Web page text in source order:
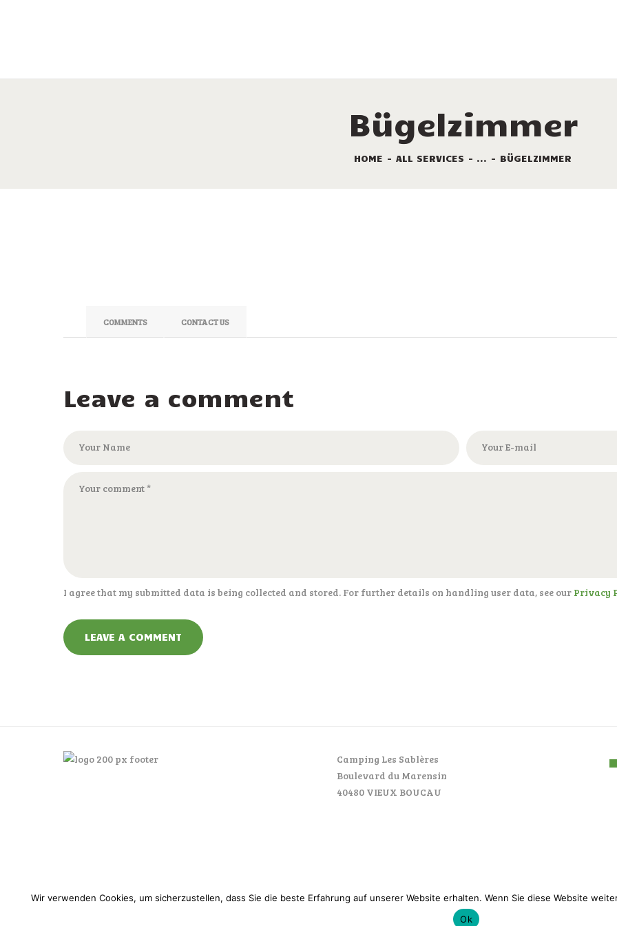
Bügelzimmer
HOME ALL SERVICES ... BÜGELZIMMER
DIE STELLPLÄTZE
SONDERANGEBOTE
TOURISMUS
KAMPINGPLATZ
COMMENTS CONTACT US
Leave a comment
I agree that my submitted data is being collected and stored. For further details on handling user data, see our Privacy
Camping Les Sablères
Boulevard du Marensin
40480 VIEUX BOUCAU
AncoraThemes © 2026. All rights reserved.
Wir verwenden Cookies, um sicherzustellen, dass Sie die beste Erfahrung auf unserer Website erhalten. Wenn Sie diese Website
Ok